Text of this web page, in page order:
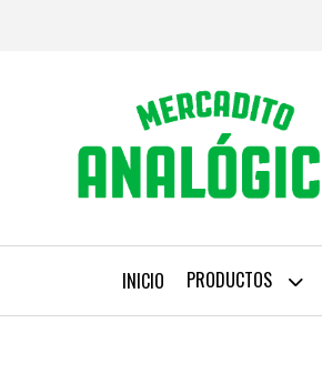
INICIO PRODUCTOS